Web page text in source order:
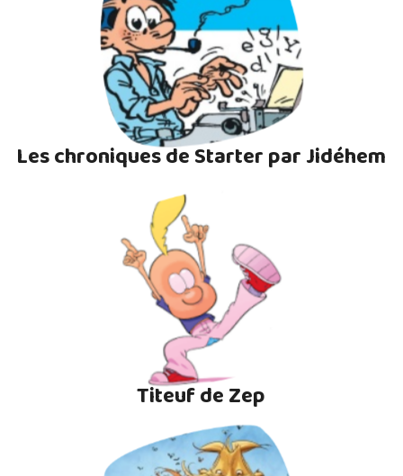
Les chroniques de Starter par Jidéhem
Titeuf de Zep